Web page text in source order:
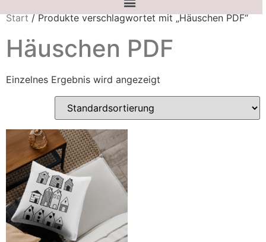
Start/ Produkte verschlagwortet mit „Häuschen PDF“
Häuschen PDF
Einzelnes Ergebnis wird angezeigt